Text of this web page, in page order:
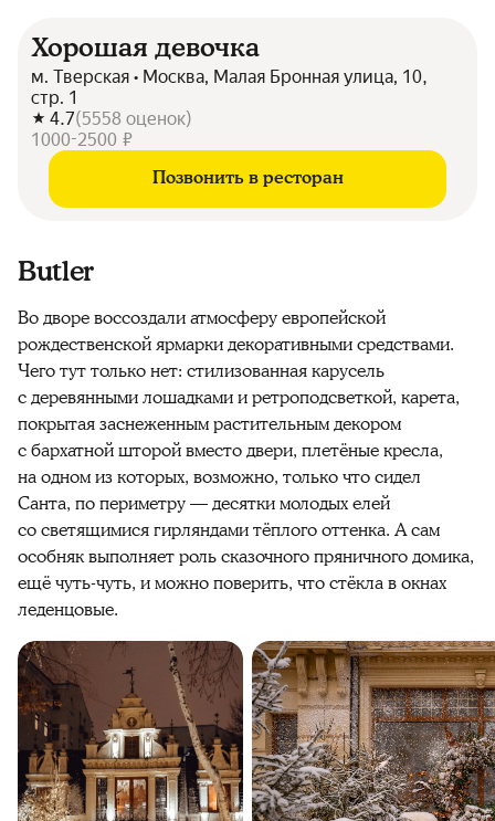
Хорошая девочка
м. Тверская • Москва, Малая Бронная улица, 10,
стр. 1
4.7(5558 оценок)
1000-2500 ₽
Позвонить в ресторан
Butler
Во дворе воссоздали атмосферу европейской
рождественской ярмарки декоративными средствами.
Чего тут только нет: стилизованная карусель
с деревянными лошадками и ретроподсветкой, карета,
покрытая заснеженным растительным декором
с бархатной шторой вместо двери, плетёные кресла,
на одном из которых, возможно, только что сидел
Санта, по периметру — десятки молодых елей
со светящимися гирляндами тёплого оттенка. А сам
особняк выполняет роль сказочного пряничного домика,
ещё чуть-чуть, и можно поверить, что стёкла в окнах
леденцовые.